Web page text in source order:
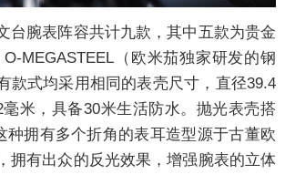
台腕表阵容共计九款，其中五款为贵金
MEGASTEEL（欧米茄独家研发的钢
款式均采用相同的表壳尺寸，直径39.4
米，具备30米生活防水。抛光表壳搭
种拥有多个折角的表耳造型源于古董欧
拥有出众的反光效果，增强腕表的立体